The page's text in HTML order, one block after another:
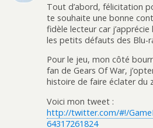
Tout d’abord, félicitation
te souhaite une bonne
fidèle lecteur car
les petits défauts des Blu-
Pour le jeu, mon côté
fan de Gears Of War,
histoire de faire éclater du
Voici mon tweet :
http://twitter.com/#!/
64317261824